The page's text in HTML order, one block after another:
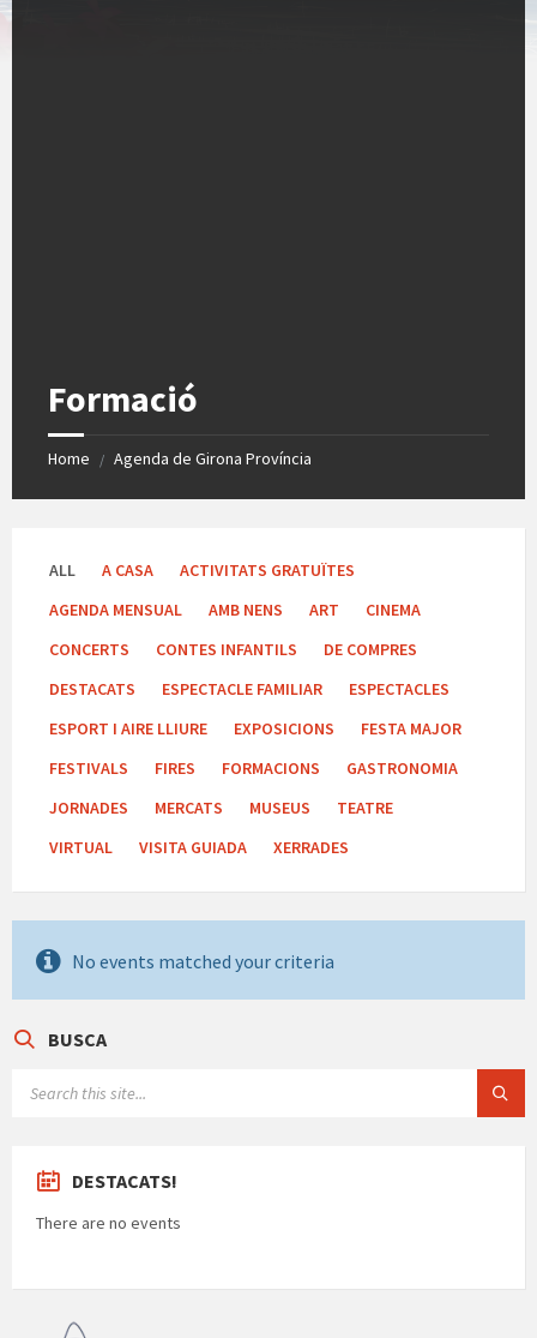
Formació
Home / Agenda de Girona Província
ALL A CASA
ACTIVITATS GRATUÏTES
AGENDA MENSUAL
AMB NENS ART
CINEMA
CONCERTS
CONTES INFANTILS
DE COMPRES
DESTACATS
ESPECTACLE FAMILIAR
ESPECTACLES
ESPORT I AIRE LLIURE
EXPOSICIONS
FESTA MAJOR
FESTIVALS
FIRES FORMACIONS
GASTRONOMIA
JORNADES
MERCATS MUSEUS
TEATRE
VIRTUAL
VISITA GUIADA XERRADES
No events matched your criteria
BUSCA
DESTACATS!
There are no events